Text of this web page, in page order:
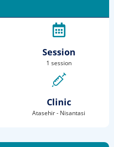
Session
1 session
Clinic
Atasehir - Nisantasi